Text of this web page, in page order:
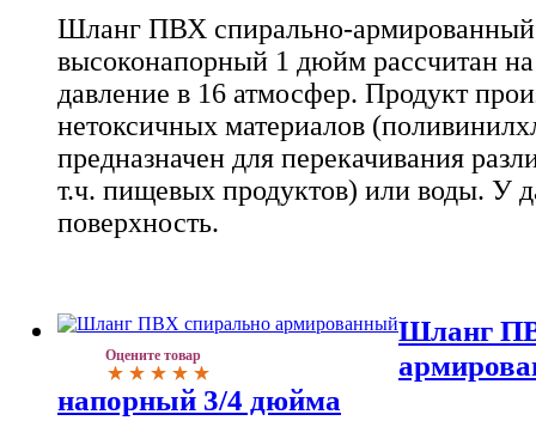
Шланг ПВХ спирально-
высоконапорный 1 дюйм рассчитан
давление в 16 атмосфер. Продукт
нетоксичных материалов
предназначен для перекачивания
т.ч. пищевых продуктов) или воды. У
поверхность.
Оцените товар
Шланг
напорный 3/4 дюйма